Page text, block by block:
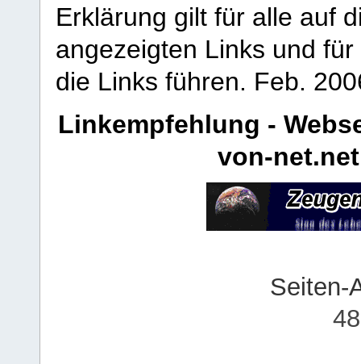
Erklärung gilt für alle auf
angezeigten Links und
die Links führen. Feb.
Linkempfehlung -
von-net.net
Seiten-